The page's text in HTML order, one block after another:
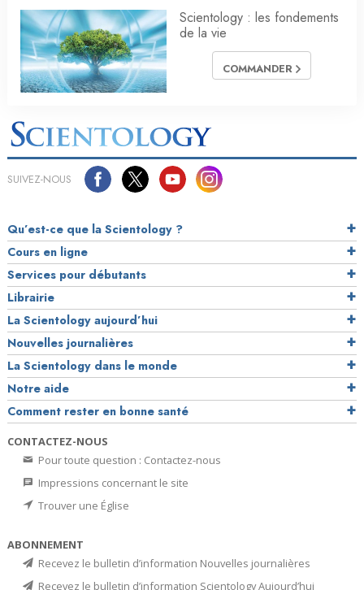
Scientology : les fondements
de la vie
COMMANDER
SUIVEZ-NOUS
Qu’est-ce que la Scientology ?
Cours en ligne
Services pour débutants
Librairie
La Scientology aujourd’hui
Nouvelles journalières
La Scientology dans le monde
Notre aide
Comment rester en bonne santé
CONTACTEZ-NOUS
Pour toute question : Contactez-nous
Impressions concernant le site
Trouver une Église
ABONNEMENT
Recevez le bulletin d’information Nouvelles journalières
Recevez le bulletin d’information Scientology Aujourd’hui